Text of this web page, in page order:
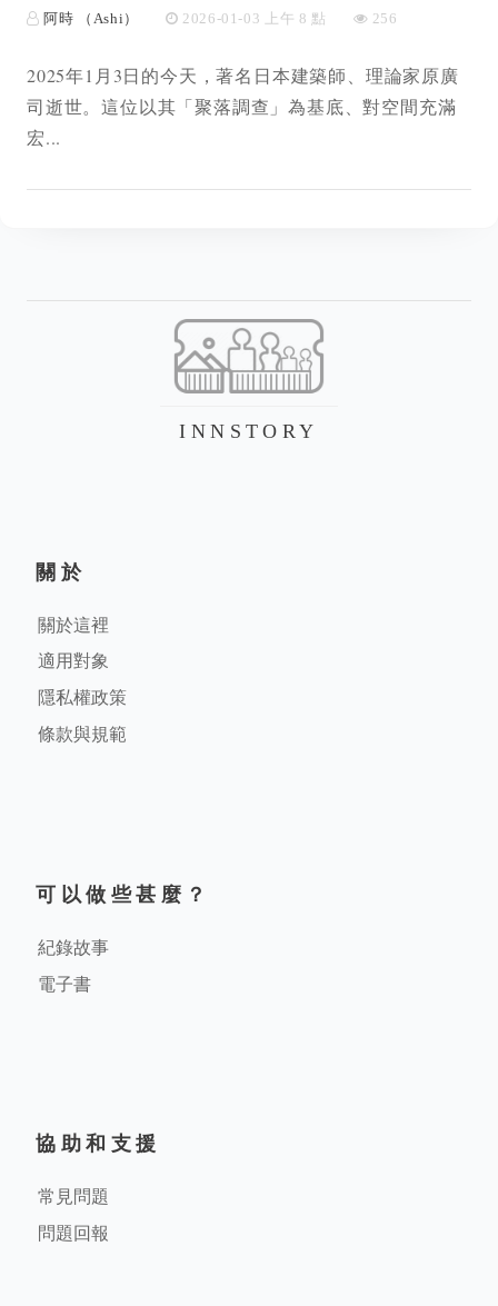
阿時 （Ashi） 2026-01-03 上午 8 點 256
2025年1月3日的今天，著名日本建築師、理論家原廣
司逝世。這位以其「聚落調查」為基底、對空間充滿
宏...
INNSTORY
關於
關於這裡
適用對象
隱私權政策
條款與規範
可以做些甚麼？
紀錄故事
電子書
協助和支援
常見問題
問題回報